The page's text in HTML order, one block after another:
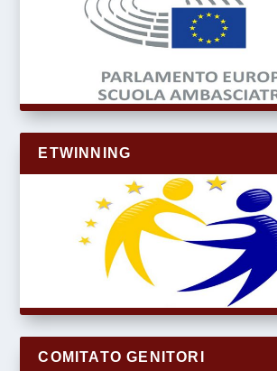
ETWINNING
COMITATO GENITORI